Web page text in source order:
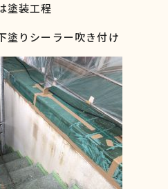
塗装工程
塗りシーラー吹き付け